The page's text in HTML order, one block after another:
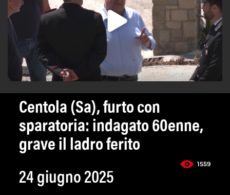
Centola (Sa), furto con
sparatoria: indagato 60enne,
grave il ladro ferito
1559
24 giugno 2025